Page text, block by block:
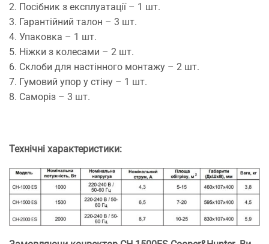
2. Посібник з експлуатації – 1 шт.
3. Гарантійний талон – 3 шт.
4. Упаковка – 1 шт.
5. Ніжки з колесами – 2 шт.
6. Склоби для настінного монтажу – 2 шт.
7. Гумовий упор у стіну – 1 шт.
8. Саморіз – 3 шт.
Технічні характеристики: